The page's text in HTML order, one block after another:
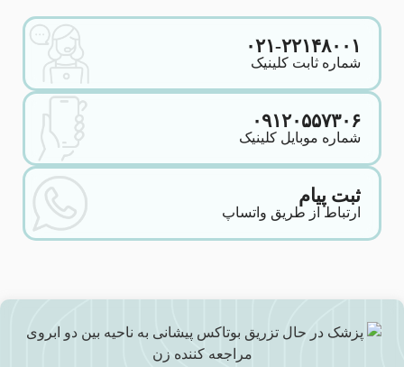
۰۲۱-۲۲۱۴۸۰۰۱
شماره ثابت کلینیک
۰۹۱۲۰۵۵۷۳۰۶
شماره موبایل کلینیک
ثبت پیام
ارتباط از طریق واتساپ